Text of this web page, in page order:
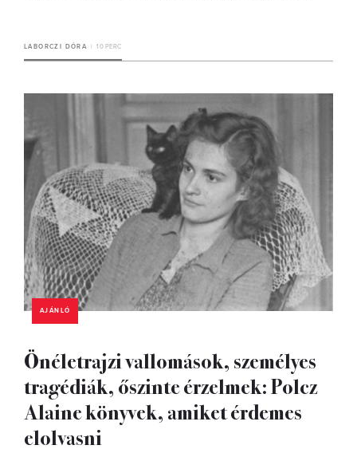
LABORCZI DÓRA 10 PERC
AJÁNLÓ
Önéletrajzi vallomások, személyes
tragédiák, őszinte érzelmek: Polcz
Alaine könyvek, amiket érdemes
elolvasni